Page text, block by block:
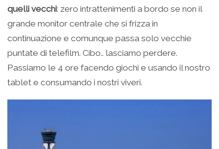
quelli vecchi: zero intrattenimenti a bordo se non il
grande monitor centrale che si frizza in
continuazione e comunque passa solo vecchie
puntate di telefilm. Cibo.. lasciamo perdere.
Passiamo le 4 ore facendo giochi e usando il nostro
tablet e consumando i nostri viveri.